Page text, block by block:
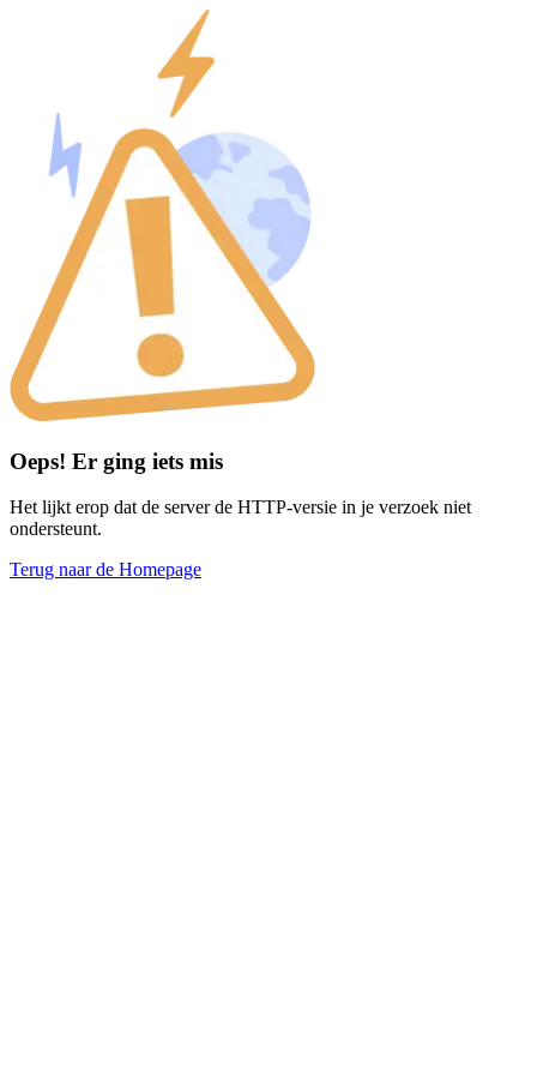
Oeps! Er ging iets mis
Het lijkt erop dat de server de HTTP-versie in je verzoek niet
ondersteunt.
Terug naar de Homepage